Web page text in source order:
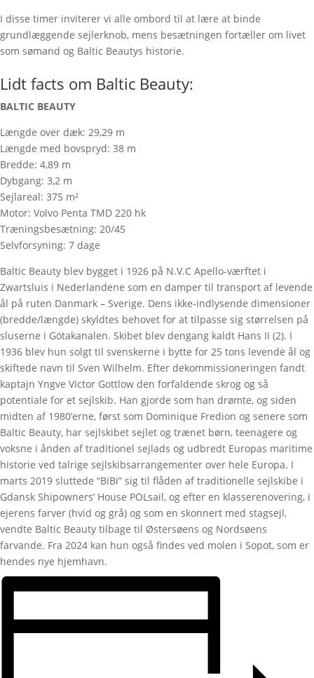
I disse timer inviterer vi alle ombord til at lære at binde
grundlæggende sejlerknob, mens besætningen fortæller om livet
som sømand og Baltic Beautys historie.
Lidt facts om Baltic Beauty:
BALTIC BEAUTY
Længde over dæk: 29,29 m
Længde med bovspryd: 38 m
Bredde: 4,89 m
Dybgang: 3,2 m
Sejlareal: 375 m²
Motor: Volvo Penta TMD 220 hk
Træningsbesætning: 20/45
Selvforsyning: 7 dage
Baltic Beauty blev bygget i 1926 på N.V.C Apello-værftet i
Zwartsluis i Nederlandene som en damper til transport af levende
ål på ruten Danmark – Sverige. Dens ikke-indlysende dimensioner
(bredde/længde) skyldtes behovet for at tilpasse sig størrelsen på
sluserne i Götakanalen. Skibet blev dengang kaldt Hans II (2). I
1936 blev hun solgt til svenskerne i bytte for 25 tons levende ål og
skiftede navn til Sven Wilhelm. Efter dekommissioneringen fandt
kaptajn Yngve Victor Gottlow den forfaldende skrog og så
potentiale for et sejlskib. Han gjorde som han drømte, og siden
midten af 1980’erne, først som Dominique Fredion og senere som
Baltic Beauty, har sejlskibet sejlet og trænet børn, teenagere og
voksne i ånden af traditionel sejlads og udbredt Europas maritime
historie ved talrige sejlskibsarrangementer over hele Europa. I
marts 2019 sluttede “BiBi” sig til flåden af traditionelle sejlskibe i
Gdansk Shipowners’ House POLsail, og efter en klasserenovering, i
ejerens farver (hvid og grå) og som en skonnert med stagsejl,
vendte Baltic Beauty tilbage til Østersøens og Nordsøens
farvande. Fra 2024 kan hun også findes ved molen i Sopot, som er
hendes nye hjemhavn.